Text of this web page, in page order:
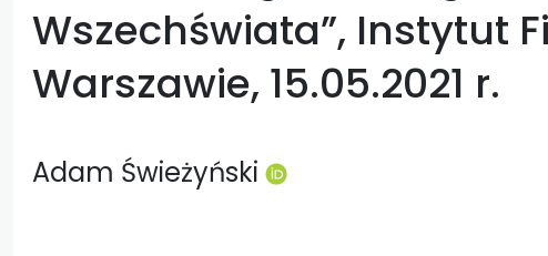
Wszechświata”, Instytut
Warszawie, 15.05.2021 r.
Adam Świeżyński